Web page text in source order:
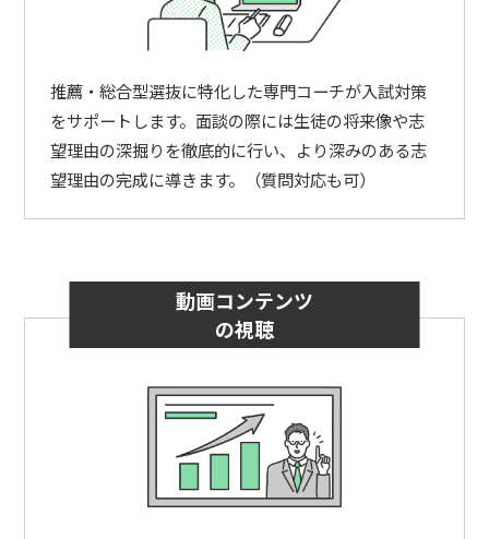
推薦・総合型選抜に特化した専門コーチが入試対策
をサポートします。面談の際には生徒の将来像や志
望理由の深掘りを徹底的に行い、より深みのある志
望理由の完成に導きます。（質問対応も可）
動画コンテンツ
の視聴